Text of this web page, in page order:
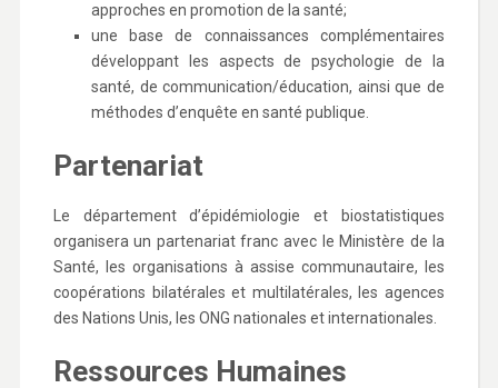
approches en promotion de la santé;
une base de connaissances complémentaires
développant les aspects de psychologie de la
santé, de communication/éducation, ainsi que de
méthodes d’enquête en santé publique.
Partenariat
Le département d’épidémiologie et biostatistiques
organisera un partenariat franc avec le Ministère de la
Santé, les organisations à assise communautaire, les
coopérations bilatérales et multilatérales, les agences
des Nations Unis, les ONG nationales et internationales.
Ressources Humaines